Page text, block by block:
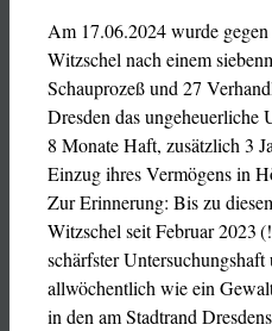
Am 17.06.2024 wurde
Witzschel nach einem
Schauprozeß und 27
Dresden das ungeheuerliche
8 Monate Haft, zusätzlich 3
Einzug ihres Vermögens in
Zur Erinnerung: Bis zu
Witzschel seit Februar 2023
schärfster
allwöchentlich wie ein
in den am Stadtrand